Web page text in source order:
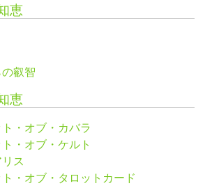
恵
叡智
恵
・オブ・カバラ
・オブ・ケルト
ス
・オブ・タロットカード